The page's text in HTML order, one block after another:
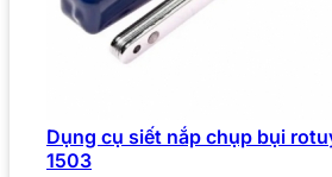
Dụng cụ siết nắp chụp bụi
1503